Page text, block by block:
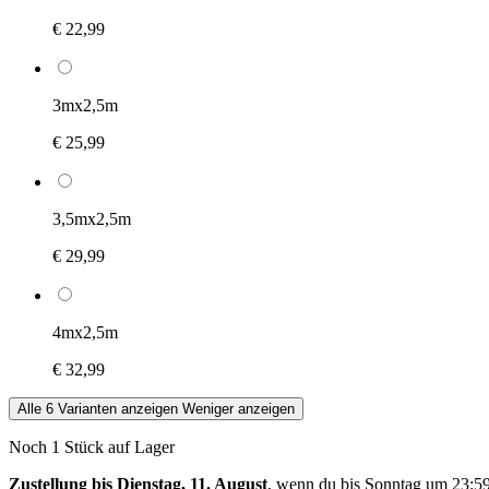
€ 22,99
3mx2,5m
€ 25,99
3,5mx2,5m
€ 29,99
4mx2,5m
€ 32,99
Alle 6 Varianten anzeigen Weniger anzeigen
Noch 1 Stück auf Lager
Zustellung bis Dienstag, 11. August, wenn du bis Sonntag um